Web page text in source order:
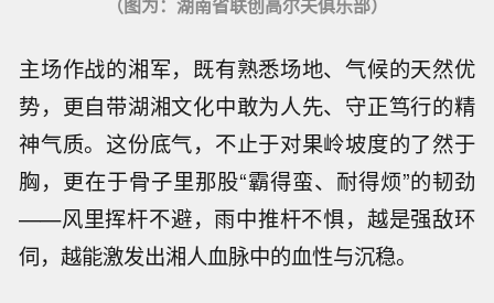
（图为：湖南省联创高尔夫俱乐部）
主场作战的湘军，既有熟悉场地、气候的天然优
势，更自带湖湘文化中敢为人先、守正笃行的精
神气质。这份底气，不止于对果岭坡度的了然于
胸，更在于骨子里那股“霸得蛮、耐得烦”的韧劲
——风里挥杆不避，雨中推杆不惧，越是强敌环
伺，越能激发出湘人血脉中的血性与沉稳。